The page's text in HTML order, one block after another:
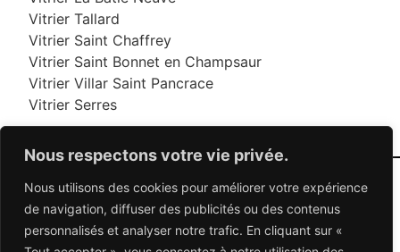
Nous respectons votre vie privée.
Nous utilisons des cookies pour améliorer votre expérience
de navigation, diffuser des publicités ou des contenus
personnalisés et analyser notre trafic. En cliquant sur «
Vitrier Tallard
Vitrier Saint Chaffrey
Vitrier Saint Bonnet en Champsaur
Vitrier Villar Saint Pancrace
Vitrier Serres
06 95 95 70 70